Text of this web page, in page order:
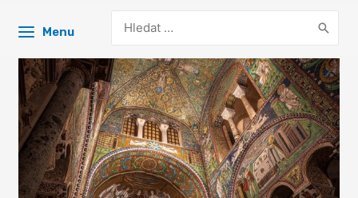
Menu
for: